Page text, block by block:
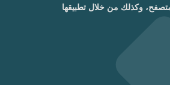
وكذلك من خلال تطبيقها